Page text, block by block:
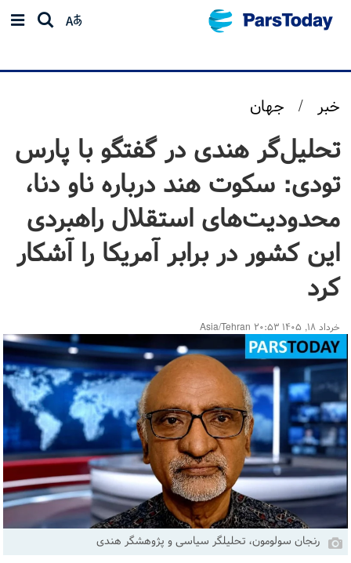
خبر / جهان
تحلیل‌گر هندی در گفتگو با پارس
تودی: سکوت هند درباره ناو دنا،
محدودیت‌های استقلال راهبردی
این کشور در برابر آمریکا را آشکار
کرد
خرداد ۱۸, ۱۴۰۵ ۲۰:۵۳ Asia/Tehran
رنجان سولومون، تحلیلگر سیاسی و پژوهشگر هندی